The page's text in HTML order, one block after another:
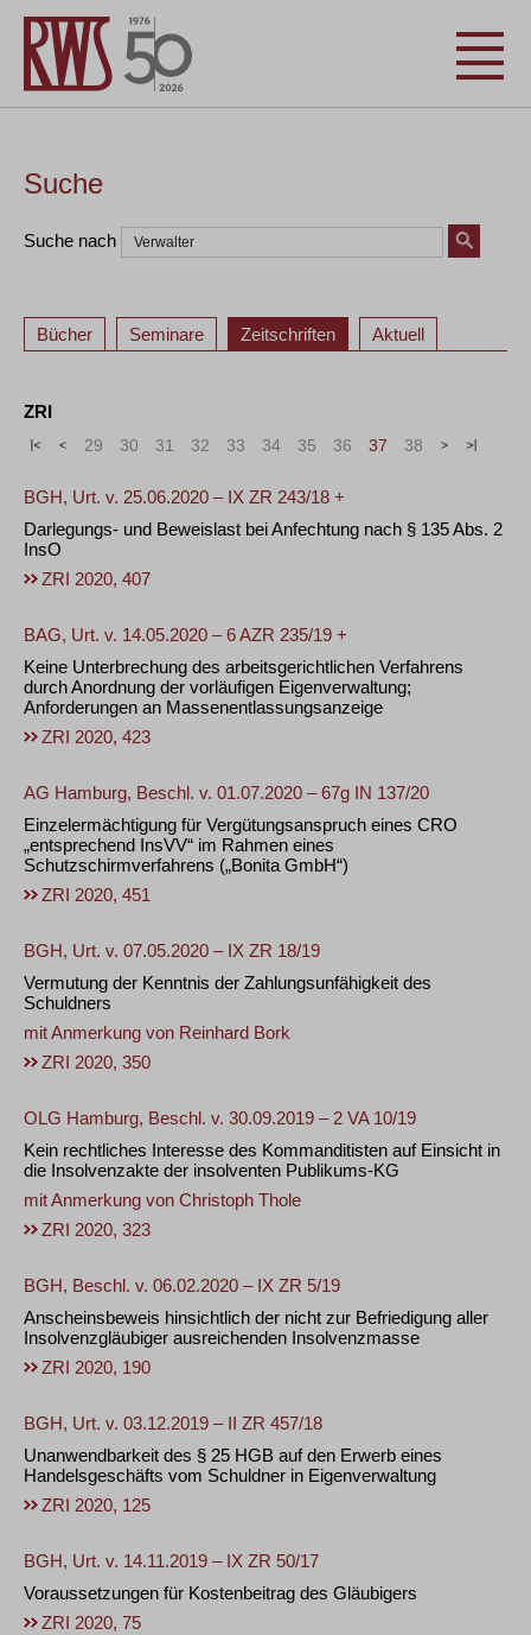
Suche
Suche nach
Bücher Seminare Zeitschriften Aktuell
ZRI
« < 29 30 31 32 33 34 35 36 37 38 > »
BGH, Urt. v. 25.06.2020 – IX ZR 243/18 +
Darlegungs- und Beweislast bei Anfechtung nach § 135 Abs. 2
InsO
ZRI 2020, 407
BAG, Urt. v. 14.05.2020 – 6 AZR 235/19 +
Keine Unterbrechung des arbeitsgerichtlichen Verfahrens
durch Anordnung der vorläufigen Eigenverwaltung;
Anforderungen an Massenentlassungsanzeige
ZRI 2020, 423
AG Hamburg, Beschl. v. 01.07.2020 – 67g IN 137/20
Einzelermächtigung für Vergütungsanspruch eines CRO
„entsprechend InsVV“ im Rahmen eines
Schutzschirmverfahrens („Bonita GmbH“)
ZRI 2020, 451
BGH, Urt. v. 07.05.2020 – IX ZR 18/19
Vermutung der Kenntnis der Zahlungsunfähigkeit des
Schuldners
mit Anmerkung von Reinhard Bork
ZRI 2020, 350
OLG Hamburg, Beschl. v. 30.09.2019 – 2 VA 10/19
Kein rechtliches Interesse des Kommanditisten auf Einsicht in
die Insolvenzakte der insolventen Publikums-KG
mit Anmerkung von Christoph Thole
ZRI 2020, 323
BGH, Beschl. v. 06.02.2020 – IX ZR 5/19
Anscheinsbeweis hinsichtlich der nicht zur Befriedigung aller
Insolvenzgläubiger ausreichenden Insolvenzmasse
ZRI 2020, 190
BGH, Urt. v. 03.12.2019 – II ZR 457/18
Unanwendbarkeit des § 25 HGB auf den Erwerb eines
Handelsgeschäfts vom Schuldner in Eigenverwaltung
ZRI 2020, 125
BGH, Urt. v. 14.11.2019 – IX ZR 50/17
Voraussetzungen für Kostenbeitrag des Gläubigers
ZRI 2020, 75